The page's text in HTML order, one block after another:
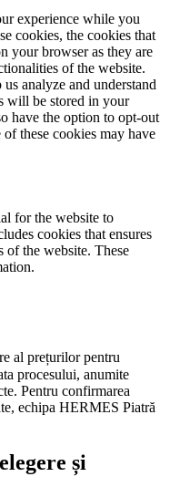
experience while you
cookies, the cookies that
your browser as they are
of the website.
analyze and understand
will be stored in your
have the option to opt-out
these cookies may have
for the website to
cookies that ensures
of the website. These
al prețurilor pentru
procesului, anumite
Pentru confirmarea
echipa HERMES Piatră
și